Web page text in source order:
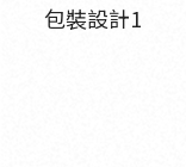
包裝設計1